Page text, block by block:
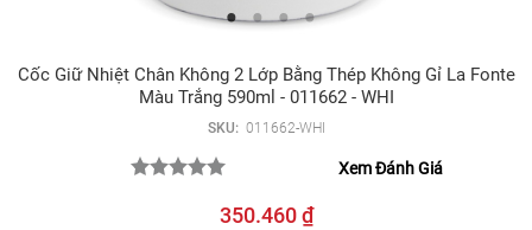
Cốc Giữ Nhiệt Chân Không 2 Lớp Bằng Thép Không Gỉ La Fonte
Màu Trắng 590ml - 011662 - WHI
SKU: 011662-WHI
Xem Đánh Giá
350.460 ₫